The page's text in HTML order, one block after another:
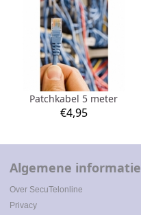
Patchkabel 5 meter
€4,95
Algemene informatie
Over SecuTel online
Privacy